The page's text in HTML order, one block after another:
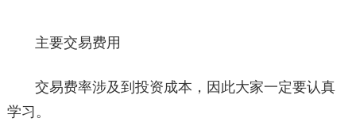
主要交易费用
交易费率涉及到投资成本，因此大家一定要认真
学习。